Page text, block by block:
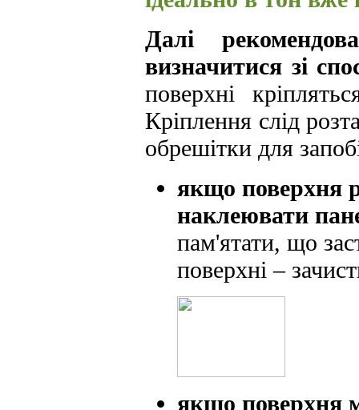
Далі
визначитися зі
поверхні
Кріплення слід
обрешітки для
якщо поверхня
наклеювати
пам'ятати, що
поверхні –
якщо поверхня